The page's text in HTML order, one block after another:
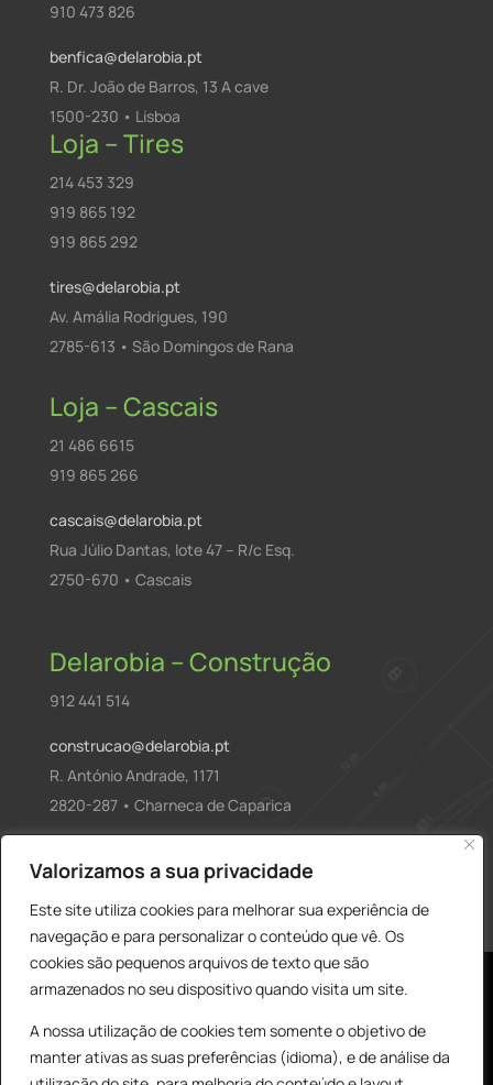
Valorizamos a sua privacidade
Este site utiliza cookies para melhorar sua experiência de
navegação e para personalizar o conteúdo que vê. Os
cookies são pequenos arquivos de texto que são
armazenados no seu dispositivo quando visita um site.
A nossa utilização de cookies tem somente o objetivo de
manter ativas as suas preferências (idioma), e de análise da
910 473 826
benfica@delarobia.pt
R. Dr. João de Barros, 13 A cave
1500-230 • Lisboa
Loja – Tires
214 453 329
919 865 192
919 865 292
tires@delarobia.pt
Av. Amália Rodrigues, 190
2785-613 • São Domingos de Rana
Loja – Cascais
21 486 6615
919 865 266
cascais@delarobia.pt
Rua Júlio Dantas, lote 47 – R/c Esq.
2750-670 • Cascais
Delarobia – Construção
912 441 514
construcao@delarobia.pt
R. António Andrade, 1171
2820-287 • Charneca de Caparica
Products
search